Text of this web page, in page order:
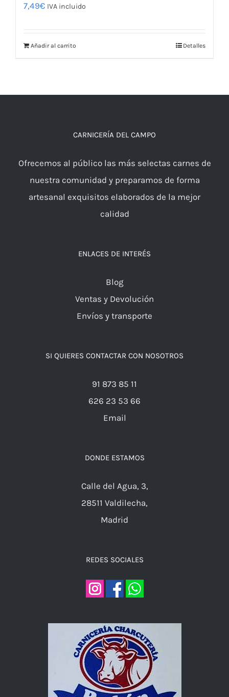
7,49€ IVA incluido
Añadir al carrito Detalles
CARNICERÍA DEL CAMPO
Ofrecemos al público las más selectas carnes de
nuestra comunidad y preparamos de forma
artesanal exquisitos elaborados de la mejor
calidad
ENLACES DE INTERÉS
Blog
Ventas y Devolución
Envíos y transporte
SI QUIERES CONTACTAR CON NOSOTROS
91 873 85 11
626 23 53 66
Email
DONDE ESTAMOS
Calle del Agua, 3,
28511 Valdilecha,
Madrid
REDES SOCIALES